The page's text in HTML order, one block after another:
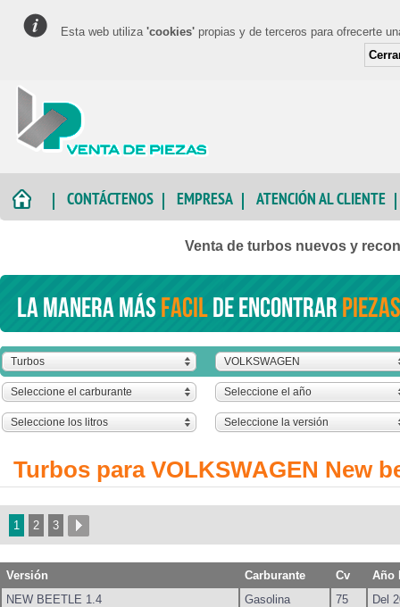
Esta web utiliza 'cookies' propias y de terceros para ofrecerte
CONTÁCTENOS EMPRESA ATENCIÓN AL CLIENTE
Venta de turbos nuevos y
La manera másfacilde encontrar
Turbos VOLKSWAGEN
Seleccione el carburante Seleccione el año
Seleccione los litros Seleccione la versión
Turbos para VOLKSWAGEN New
1 2 3
Versión Carburante Cv
Año
NEW BEETLE 1.4
Gasolina 75
Del